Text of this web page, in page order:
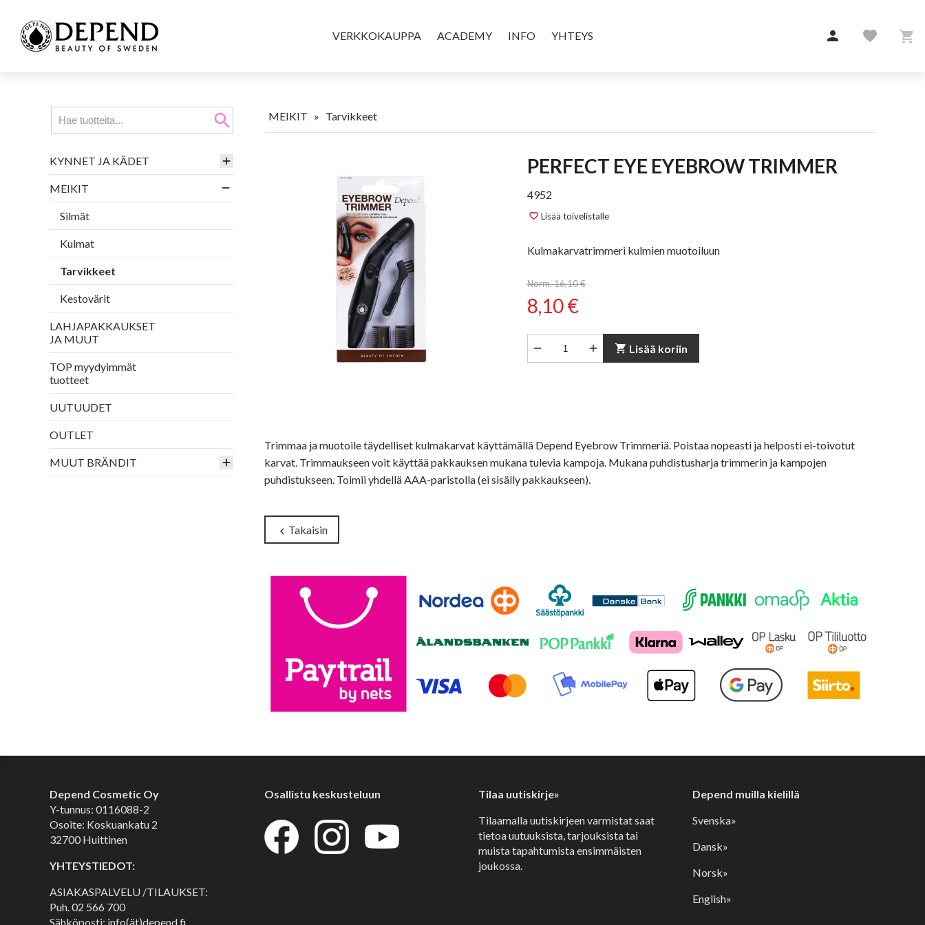
VERKKOKAUPPA ACADEMY INFO YHTEYS  favorite 
search
KYNNET JA KÄDET
MEIKIT
Silmät
Kulmat
Tarvikkeet
Kestovärit
LAHJAPAKKAUKSET
JA MUUT
TOP myydyimmät
tuotteet
UUTUUDET
OUTLET
MUUT BRÄNDIT
MEIKIT » Tarvikkeet
PERFECT EYE EYEBROW TRIMMER
4952
favorite_border Lisää toivelistalle
Kulmakarvatrimmeri kulmien muotoiluun
Norm. 16,10 €
8,10 €
  shopping_cart Lisää koriin
Trimmaa ja muotoile täydelliset kulmakarvat käyttämällä Depend Eyebrow Trimmeriä. Poistaa nopeasti ja helposti ei-toivotut
karvat. Trimmaukseen voit käyttää pakkauksen mukana tulevia kampoja. Mukana puhdistusharja trimmerin ja kampojen
puhdistukseen. Toimii yhdellä AAA-paristolla (ei sisälly pakkaukseen).
chevron_left Takaisin
Depend Cosmetic Oy
Y-tunnus: 0116088-2
Osoite: Koskuankatu 2
32700 Huittinen
YHTEYSTIEDOT:
ASIAKASPALVELU /TILAUKSET:
Puh.02 566 700
Sähköposti: info(ät)depend.fi
Osallistu keskusteluun
Tilaa uutiskirje»
Tilaamalla uutiskirjeen varmistat saat
tietoa uutuuksista, tarjouksista tai
muista tapahtumista ensimmäisten
joukossa.
Depend muilla kielillä
Svenska»
Dansk»
Norsk»
English»